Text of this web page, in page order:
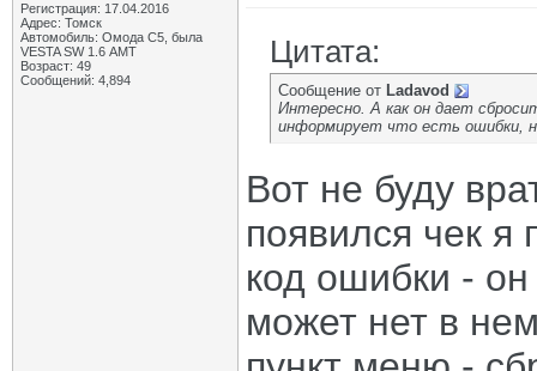
Регистрация: 17.04.2016
Адрес: Томск
Автомобиль: Омода С5, была
VESTA SW 1.6 АМТ
Возраст: 49
Сообщений: 4,894
Цитата:
Сообщение от Ladavod
Интересно. А как он дает
информирует что есть ошибки,
Вот не буду
появился чек я
код ошибки -
может нет в